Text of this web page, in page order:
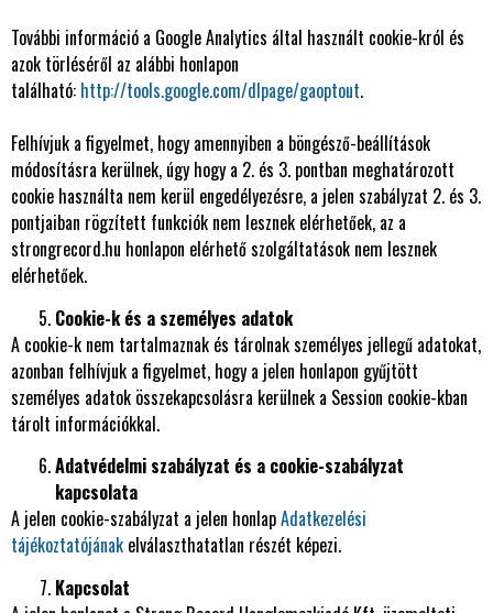
További információ a Google Analytics által használt cookie-król és
azok törléséről az alábbi honlapon
található: http://tools.google.com/dlpage/gaoptout.
Felhívjuk a figyelmet, hogy amennyiben a böngésző-beállítások
módosításra kerülnek, úgy hogy a 2. és 3. pontban meghatározott
cookie használta nem kerül engedélyezésre, a jelen szabályzat 2. és 3.
pontjaiban rögzített funkciók nem lesznek elérhetőek, az a
strongrecord.hu honlapon elérhető szolgáltatások nem lesznek
elérhetőek.
Cookie-k és a személyes adatok
A cookie-k nem tartalmaznak és tárolnak személyes jellegű adatokat,
azonban felhívjuk a figyelmet, hogy a jelen honlapon gyűjtött
személyes adatok összekapcsolásra kerülnek a Session cookie-kban
tárolt információkkal.
Adatvédelmi szabályzat és a cookie-szabályzat
kapcsolata
A jelen cookie-szabályzat a jelen honlapAdatkezelési
tájékoztatójának elválaszthatatlan részét képezi.
Kapcsolat